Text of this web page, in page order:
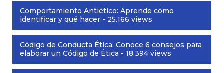
Comportamiento Antiético: Aprende cómo
identificar y qué hacer - 25.166 views
Código de Conducta Ética: Conoce 6 consejos para
elaborar un Código de Ética - 18.394 views